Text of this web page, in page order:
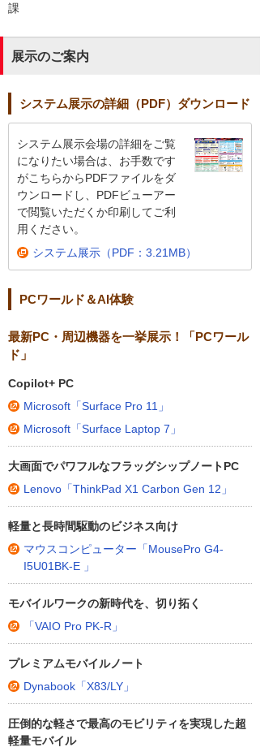
課
展示のご案内
システム展示の詳細（PDF）ダウンロード
システム展示会場の詳細をご覧
になりたい場合は、お手数です
がこちらからPDFファイルをダ
ウンロードし、PDFビューアー
で閲覧いただくか印刷してご利
用ください。
システム展示（PDF：3.21MB）
PCワールド＆AI体験
最新PC・周辺機器を一挙展示！「PCワール
ド」
Copilot+ PC
Microsoft「Surface Pro 11」
Microsoft「Surface Laptop 7」
大画面でパワフルなフラッグシップノートPC
Lenovo「ThinkPad X1 Carbon Gen 12」
軽量と長時間駆動のビジネス向け
マウスコンピューター「MousePro G4-
I5U01BK-E 」
モバイルワークの新時代を、切り拓く
「VAIO Pro PK-R」
プレミアムモバイルノート
Dynabook「X83/LY」
圧倒的な軽さで最高のモビリティを実現した超
軽量モバイル